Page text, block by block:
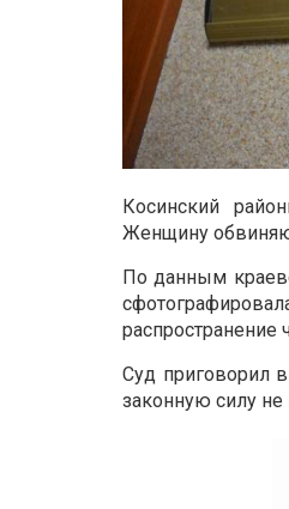
Косинский
Женщину
По данным
распространение
Суд приговорил
законную силу не